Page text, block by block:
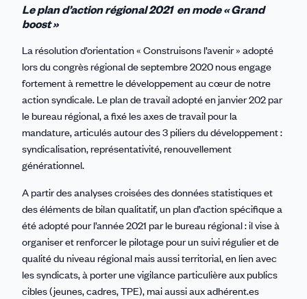
Le plan d’action régional 2021 en mode « Grand
boost »
La résolution d’orientation « Construisons l’avenir » adopté
lors du congrès régional de septembre 2020 nous engage
fortement à remettre le développement au cœur de notre
action syndicale. Le plan de travail adopté en janvier 202 par
le bureau régional, a fixé les axes de travail pour la
mandature, articulés autour des 3 piliers du développement :
syndicalisation, représentativité, renouvellement
générationnel.
A partir des analyses croisées des données statistiques et
des éléments de bilan qualitatif, un plan d’action spécifique a
été adopté pour l’année 2021 par le bureau régional : il vise à
organiser et renforcer le pilotage pour un suivi régulier et de
qualité du niveau régional mais aussi territorial, en lien avec
les syndicats, à porter une vigilance particulière aux publics
cibles (jeunes, cadres, TPE), mai aussi aux adhérent.es